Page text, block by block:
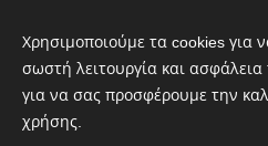
Χρησιμοποιούμε τα cookies για
σωστή λειτουργία και
για να σας προσφέρουμε την
χρήσης.